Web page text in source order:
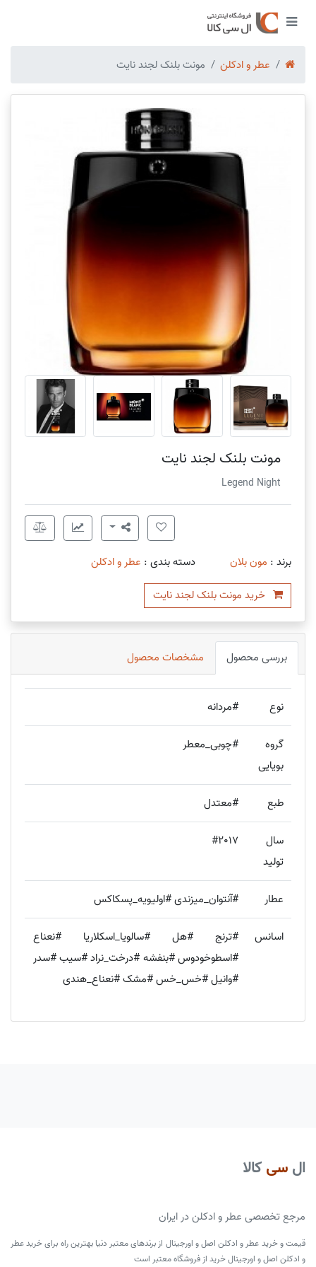
عطر و ادکلن مونت بلنک لجند نایت
مونت بلنک لجند نایت
Legend Night
برند : مون بلان دسته بندی : عطر و ادکلن
خرید مونت بلنک لجند نایت
بررسی محصول مشخصات محصول
نوع #مردانه
گروه
بویایی
#چوبی_معطر
طبع #معتدل
سال
تولید
#2017
عطار #آنتوان_میزندی #اولیویه_پسکاکس
اسانس
#ترنج #هل #سالویا_اسکلاریا #نعناع
#اسطوخودوس #بنفشه #درخت_نراد #سیب #سدر
#وانیل #خس_خس #مشک #نعناع_هندی
ال سی کالا
مرجع تخصصی عطر و ادکلن در ایران
قیمت و خرید عطر و ادکلن اصل و اورجینال از برندهای معتبر دنیا بهترین راه برای خرید عطر
و ادکلن اصل و اورجینال خرید از فروشگاه معتبر است